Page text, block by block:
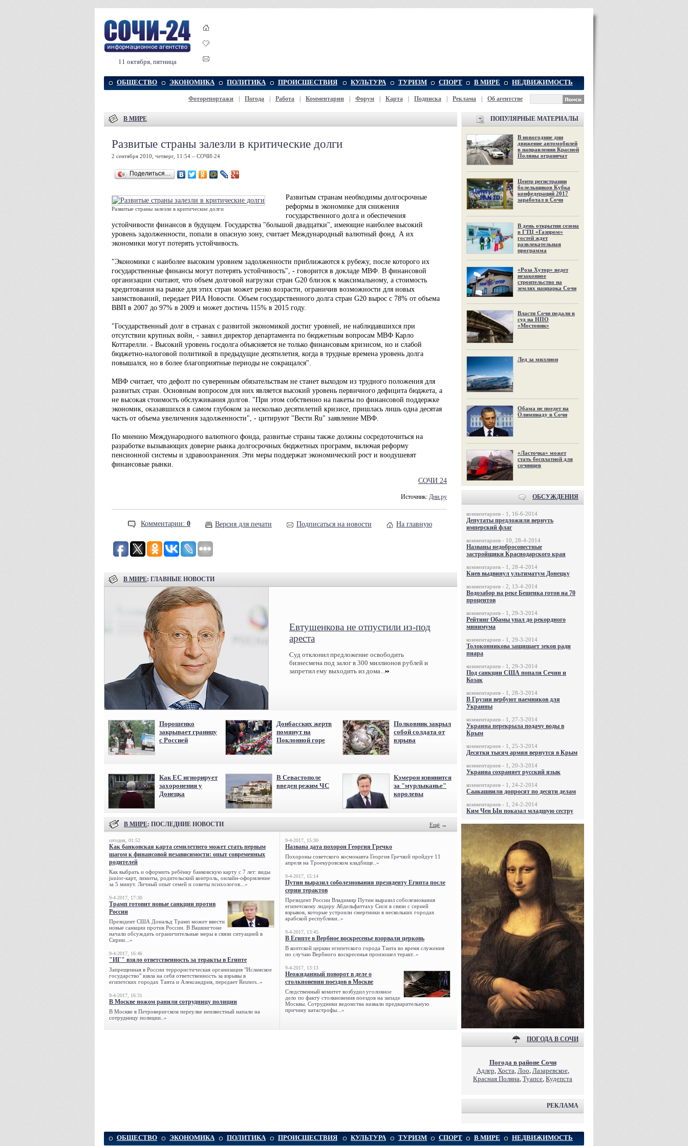
11 октября, пятница
ОБЩЕСТВО ЭКОНОМИКА ПОЛИТИКА ПРОИСШЕСТВИЯ КУЛЬТУРА ТУРИЗМ СПОРТ В МИРЕ НЕДВИЖИМОСТЬ
Фоторепортажи Погода Работа Комментарии Форум Карта Подписка Реклама Об агентстве
В МИРЕ
Развитые страны залезли в критические долги
2 сентября 2010, четверг, 11:54 – СОЧИ-24
Поделиться…
Развитые страны залезли в критические долги
Развитым странам необходимы долгосрочные
реформы в экономике для снижения
государственного долга и обеспечения
устойчивости финансов в будущем. Государства "большой двадцатки", имеющие наиболее высокий
уровень задолженности, попали в опасную зону, считает Международный валютный фонд. А их
экономики могут потерять устойчивость.
"Экономики с наиболее высоким уровнем задолженности приближаются к рубежу, после которого их
государственные финансы могут потерять устойчивость", - говорится в докладе МВФ. В финансовой
организации считают, что объем долговой нагрузки стран G20 близок к максимальному, а стоимость
кредитования на рынке для этих стран может резко возрасти, ограничив возможности для новых
заимствований, передает РИА Новости. Объем государственного долга стран G20 вырос с 78% от объема
ВВП в 2007 до 97% в 2009 и может достичь 115% в 2015 году.
"Государственный долг в странах с развитой экономикой достиг уровней, не наблюдавшихся при
отсутствии крупных войн, - заявил директор департамента по бюджетным вопросам МВФ Карло
Коттарелли. - Высокий уровень госдолга объясняется не только финансовым кризисом, но и слабой
бюджетно-налоговой политикой в предыдущие десятилетия, когда в трудные времена уровень долга
повышался, но в более благоприятные периоды не сокращался".
МВФ считает, что дефолт по суверенным обязательствам не станет выходом из трудного положения для
развитых стран. Основным вопросом для них является высокий уровень первичного дефицита бюджета, а
не высокая стоимость обслуживания долгов. "При этом собственно на пакеты по финансовой поддержке
экономик, оказавшихся в самом глубоком за несколько десятилетий кризисе, пришлась лишь одна десятая
часть от объема увеличения задолженности", - цитируют "Вести.Ru" заявление МВФ.
По мнению Международного валютного фонда, развитые страны также должны сосредоточиться на
разработке вызывающих доверие рынка долгосрочных бюджетных программ, включая реформу
пенсионной системы и здравоохранения. Эти меры поддержат экономический рост и воодушевят
финансовые рынки.
СОЧИ 24
Источник: Дни.ру
Комментарии: 0 Версия для печати Подписаться на новости На главную
В МИРЕ: ГЛАВНЫЕ НОВОСТИ
Евтушенкова не отпустили из-под
ареста
Суд отклонил предложение освободить
бизнесмена под залог в 300 миллионов рублей и
запретил ему выходить из дома...
Порошенко
закрывает границу
с Россией
Донбасских жертв
помянут на
Поклонной горе
Полковник закрыл
собой солдата от
взрыва
Как ЕС игнорирует
захоронения у
Донецка
В Севастополе
введен режим ЧС
Кэмерон извинится
за "мурлыканье"
королевы
В МИРЕ: ПОСЛЕДНИЕ НОВОСТИ Ещё →
сегодня, 01:52
Как банковская карта семилетнего может стать первым
шагом к финансовой независимости: опыт современных
родителей
Как выбрать и оформить ребёнку банковскую карту с 7 лет: виды
junior-карт, лимиты, родительский контроль, онлайн-оформление
за 5 минут. Личный опыт семей и советы психологов...»
9-4-2017, 17:30
Трамп готовит новые санкции против
России
Президент США Дональд Трамп может ввести
новые санкции против России. В Вашингтоне
начали обсуждать ограничительные меры в связи ситуацией в
Сирии...»
9-4-2017, 16:46
"ИГ" взяло ответственность за теракты в Египте
Запрещенная в России террористическая организация "Исламское
государство" взяла на себя ответственность за взрывы в
египетских городах Танта и Александрия, передает Reuters..»
9-4-2017, 16:31
В Москве ножом ранили сотрудницу полиции
В Москве в Петроверигском переулке неизвестный напали на
сотрудницу полиции..»
9-4-2017, 15:30
Названа дата похорон Георгия Гречко
Похороны советского космонавта Георгия Гречкой пройдут 11
апреля на Троекуровском кладбище..»
9-4-2017, 15:14
Путин выразил соболезнования президенту Египта после
серии терактов
Президент России Владимир Путин выразил соболезнования
египетскому лидеру Абдельфаттаху Сиси в связи с серией
взрывов, которые устроили смертники в нескольких городах
арабской республики..»
9-4-2017, 13:45
В Египте в Вербное воскресенье взорвали церковь
В коптской церкви египетского города Танта во время служения
по случаю Вербного воскресенья произошел теракт..»
9-4-2017, 13:13
Неожиданный поворот в деле о
столкновении поездов в Москве
Следственный комитет возбудил уголовное
дело по факту столкновения поездов на западе
Москвы. Сотрудники ведомства назвали предварительную
причину катастрофы...»
ПОПУЛЯРНЫЕ МАТЕРИАЛЫ
В новогодние дни
движение автомобилей
в направлении Красной
Поляны ограничат
Центр регистрации
болельщиков Кубка
конфедераций 2017
заработал в Сочи
В день открытия сезона
в ГТЦ «Газпром»
гостей ждет
развлекательная
программа
«Роза Хутор» ведет
незаконное
строительство на
землях нацпарка Сочи
Власти Сочи подали в
суд на НПО
«Мостовик»
Лед за миллион
Обама не поедет на
Олимпиаду в Сочи
«Ласточка» может
стать бесплатной для
сочинцев
ОБСУЖДЕНИЯ
комментариев - 1, 16-6-2014
Депутаты предложили вернуть
имперский флаг
комментариев - 10, 28-4-2014
Названы недобросовестные
застройщики Краснодарского края
комментариев - 1, 28-4-2014
Киев выдвинул ультиматум Донецку
комментариев - 2, 13-4-2014
Водозабор на реке Бешенка готов на 70
процентов
комментариев - 1, 29-3-2014
Рейтинг Обамы упал до рекордного
минимума
комментариев - 1, 29-3-2014
Толоконникова защищает зеков ради
пиара
комментариев - 1, 29-3-2014
Под санкции США попали Сечин и
Козак
комментариев - 1, 28-3-2014
В Грузии вербуют наемников для
Украины
комментариев - 1, 27-3-2014
Украина перекрыла подачу воды в
Крым
комментариев - 1, 25-3-2014
Десятки тысяч армян вернутся в Крым
комментариев - 1, 20-3-2014
Украина сохраняет русский язык
комментариев - 1, 24-2-2014
Саакашвили допросят по десяти делам
комментариев - 1, 24-2-2014
Ким Чен Ын показал младшую сестру
ПОГОДА В СОЧИ
Погода в районе Сочи
Адлер, Хоста, Лоо, Лазаревское,
Красная Поляна, Туапсе, Кудепста
РЕКЛАМА
ОБЩЕСТВО ЭКОНОМИКА ПОЛИТИКА ПРОИСШЕСТВИЯ КУЛЬТУРА ТУРИЗМ СПОРТ В МИРЕ НЕДВИЖИМОСТЬ